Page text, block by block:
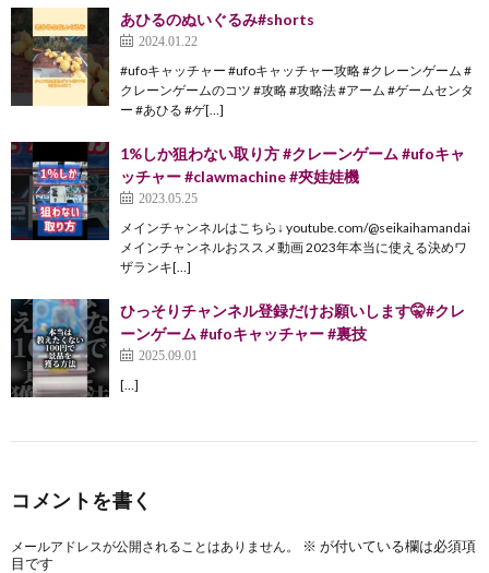
あひるのぬいぐるみ#shorts
2024.01.22
#ufoキャッチャー #ufoキャッチャー攻略 #クレーンゲーム #
クレーンゲームのコツ #攻略 #攻略法 #アーム #ゲームセンタ
ー #あひる #ゲ[…]
1%しか狙わない取り方 #クレーンゲーム #ufoキャ
ッチャー #clawmachine #夾娃娃機
2023.05.25
メインチャンネルはこちら↓ youtube.com/@seikaihamandai
メインチャンネルおススメ動画 2023年本当に使える決めワ
ザランキ[…]
ひっそりチャンネル登録だけお願いします🤫#クレ
ーンゲーム #ufoキャッチャー #裏技
2025.09.01
[…]
コメントを書く
メールアドレスが公開されることはありません。 ※ が付いている欄は必須項
目です